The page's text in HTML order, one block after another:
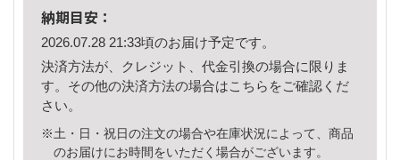
納期目安：
2026.07.28 21:33頃のお届け予定です。
決済方法が、クレジット、代金引換の場合に限りま
す。その他の決済方法の場合はこちら をご確認くだ
さい。
※土・日・祝日の注文の場合や在庫状況によって、商品
のお届けにお時間をいただく場合がございます。